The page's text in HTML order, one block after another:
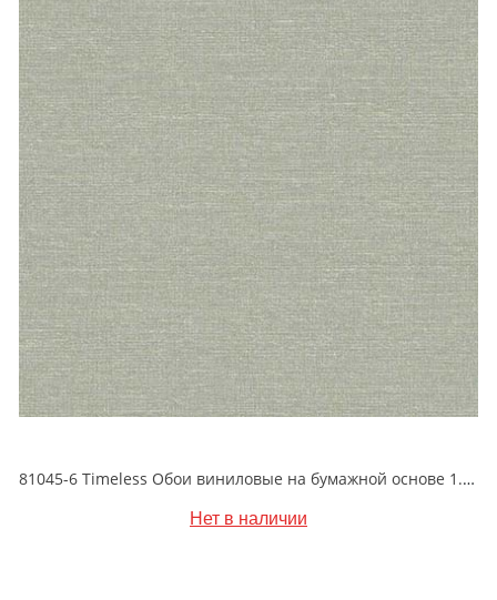
81045-6 Timeless Обои виниловые на бумажной основе 1.06*15.5
Нет в наличии